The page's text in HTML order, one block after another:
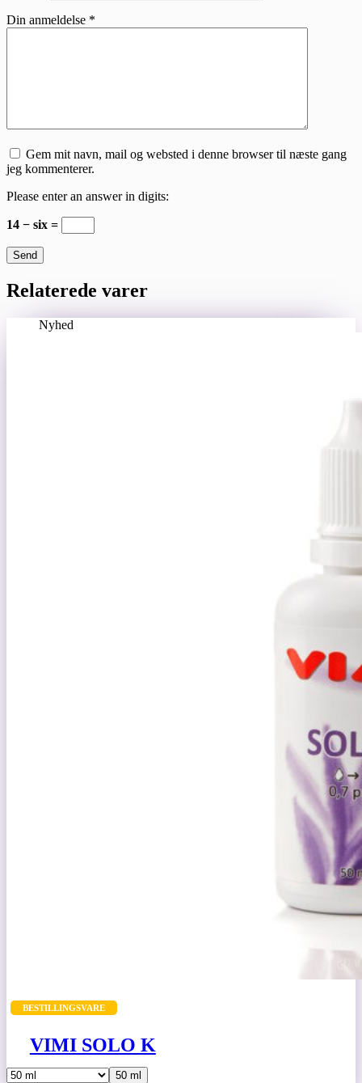
Din anmeldelse *
Gem mit navn, mail og websted i denne browser til næste gang
jeg kommenterer.
Please enter an answer in digits:
14 − six =
Send
Relaterede varer
Nyhed
BESTILLINGSVARE
VIMI SOLO K
50 ml